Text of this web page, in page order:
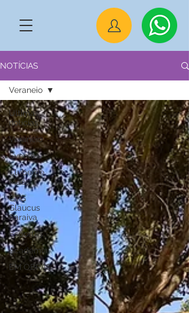
NOTÍCIAS
Últimas
notícias
Veraneio
Eventos
Clube de
Mães
CTG
Glaucus
Saraiva
Esportes
Academia
EM OBRAS
Veraneio